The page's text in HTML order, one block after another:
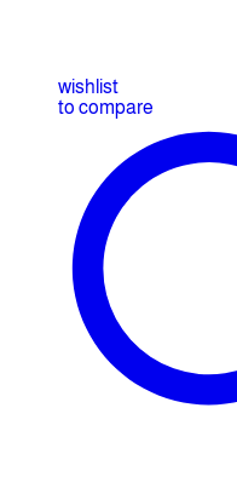
wishlist
to compare